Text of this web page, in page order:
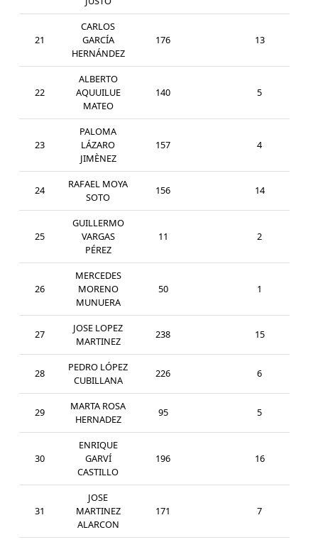
21
CARLOS
GARCÍA
HERNÁNDEZ
176 13
22
ALBERTO
AQUUILUE
MATEO
140 5
23
PALOMA
LÁZARO
JIMÈNEZ
157 4
24
RAFAEL MOYA
SOTO
156 14
25
GUILLERMO
VARGAS
PÉREZ
11 2
26
MERCEDES
MORENO
MUNUERA
50 1
27
JOSE LOPEZ
MARTINEZ
238 15
28
PEDRO LÓPEZ
CUBILLANA
226 6
29
MARTA ROSA
HERNADEZ
95 5
30
ENRIQUE
GARVÍ
CASTILLO
196 16
31
JOSE
MARTINEZ
ALARCON
171 7